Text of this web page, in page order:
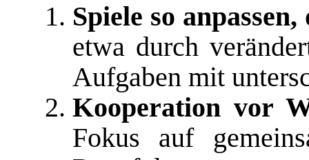
Spiele so
etwa durch
Aufgaben mit
Kooperation vor
Fokus auf